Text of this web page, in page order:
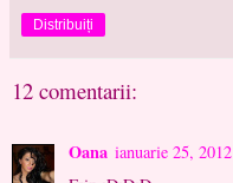
Distribuiți
12 comentarii:
Oana ianuarie 25, 2012